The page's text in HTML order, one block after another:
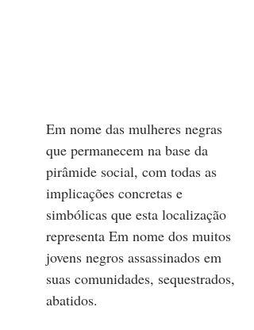
Em nome das mulheres negras
que permanecem na base da
pirâmide social, com todas as
implicações concretas e
simbólicas que esta localização
representa Em nome dos muitos
jovens negros assassinados em
suas comunidades, sequestrados,
abatidos.